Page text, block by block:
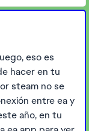
eso es
hacer en tu
steam no se
entre ea y
año, en tu